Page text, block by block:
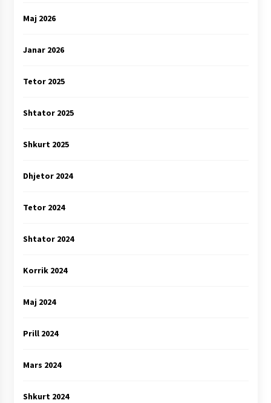
Maj 2026
Janar 2026
Tetor 2025
Shtator 2025
Shkurt 2025
Dhjetor 2024
Tetor 2024
Shtator 2024
Korrik 2024
Maj 2024
Prill 2024
Mars 2024
Shkurt 2024